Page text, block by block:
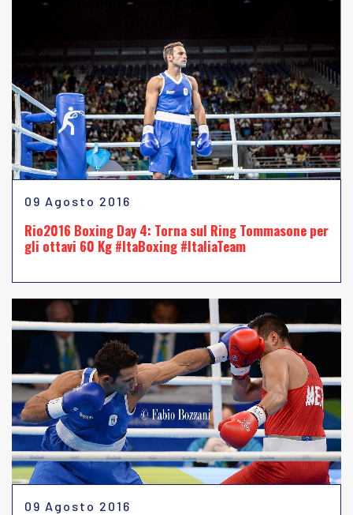
09 Agosto 2016
Rio2016 Boxing Day 4: Torna sul Ring Tommasone per
gli ottavi 60 Kg #ItaBoxing #ItaliaTeam
09 Agosto 2016